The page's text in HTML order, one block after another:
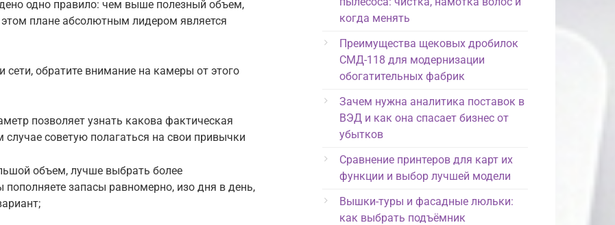
одно правило: чем выше полезный объем,
плане абсолютным лидером является
сети, обратите внимание на камеры от этого
позволяет узнать какова фактическая
советую полагаться на свои привычки
объем, лучше выбрать более
пополняете запасы равномерно, изо дня в день,
когда менять
Преимущества щековых дробилок
СМД-118 для модернизации
обогатительных фабрик
Зачем нужна аналитика поставок в
ВЭД и как она спасает бизнес от
убытков
Сравнение принтеров для карт их
функции и выбор лучшей модели
Вышки-туры и фасадные люльки:
как выбрать подъёмник